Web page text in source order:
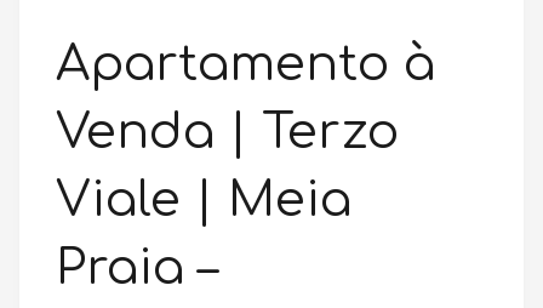
Apartamento à
Venda | Terzo
Viale | Meia
Praia –